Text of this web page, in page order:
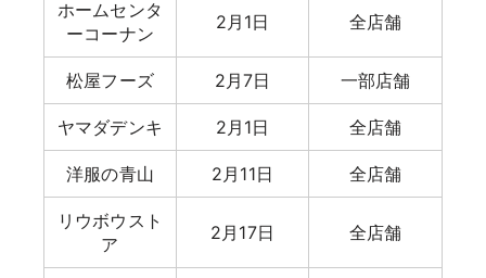
ホームセンタ
ーコーナン
2月1日 全店舗
松屋フーズ 2月7日 一部店舗
ヤマダデンキ 2月1日 全店舗
洋服の青山 2月11日 全店舗
リウボウスト
ア
2月17日 全店舗